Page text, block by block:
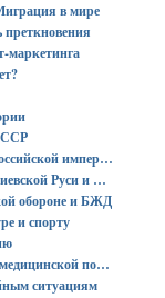
в мире
маркетинга
» Рефераты по истории Российской империи
» Рефераты по истории Киевской Руси и Московского государства
обороне и БЖД
и спорту
» Рефераты по оказанию медицинской помощи
ситуациям